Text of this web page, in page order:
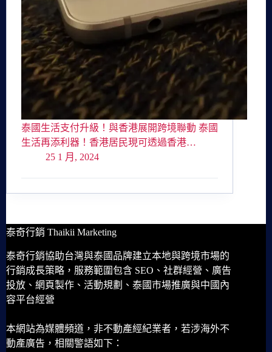
泰國生活支付升級！與香港展開跨境聯動 泰國
生活再添利器！香港居民現可透過香港…
25 1 月, 2024
泰奇行銷 Thaikii Marketing
泰奇行銷協助台灣與泰國品牌建立本地與跨境市場的
行銷成長策略，服務範圍包含 SEO、社群經營、廣告
投放、網頁製作、活動規劃、泰國市場推廣與中國內
容平台經營
本網站為媒體頻道，非不動產經紀業者，若涉海外不
動產廣告，相關警語如下：